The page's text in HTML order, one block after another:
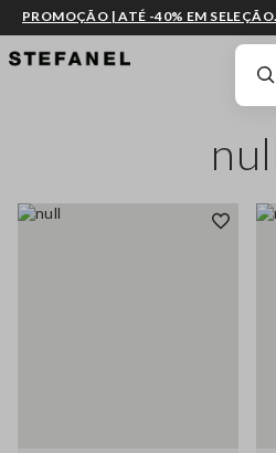
IR PARA O CONTEÚDO PRINCIPAL
PROMOÇÃO | ATÉ -40% EM